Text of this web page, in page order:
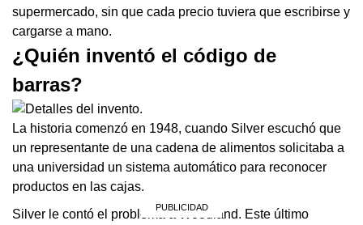
supermercado, sin que cada precio tuviera que escribirse y
cargarse a mano.
¿Quién inventó el código de
barras?
La historia comenzó en 1948, cuando Silver escuchó que
un representante de una cadena de alimentos solicitaba a
una universidad un sistema automático para reconocer
productos en las cajas.
Silver le contó el problema a Woodland. Este último